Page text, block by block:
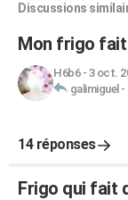
Discussions
Mon frigo fait
H6b6- 3 oct.
galimiguel -
14 réponses
Frigo qui fait